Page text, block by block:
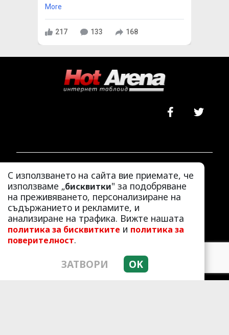
More
217 133 168
С използването на сайта вие приемате, че
използваме „бисквитки" за подобряване
на преживяването, персонализиране на
съдържанието и рекламите, и
анализиране на трафика. Вижте нашата
политика за бисквитките и политика за
поверителност.
ЗАТВОРИ OK
ЛАЙФСТАЙЛ
ЛЮБОПИТНО
СКАНДАЛИ
АЗ, ЖЕНАТА
ПОД ПРИЦЕЛ
© 2010 - 2026 | HotArena.net. Всички права